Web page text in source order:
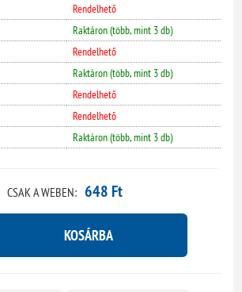
Rendelhető
Raktáron (több, mint 3 db)
Rendelhető
Raktáron (több, mint 3 db)
Rendelhető
Rendelhető
Raktáron (több, mint 3 db)
CSAK A WEBEN: 648 Ft
KOSÁRBA